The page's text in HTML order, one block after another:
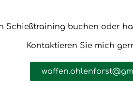
Schießtraining buchen oder
Kontaktieren Sie mich